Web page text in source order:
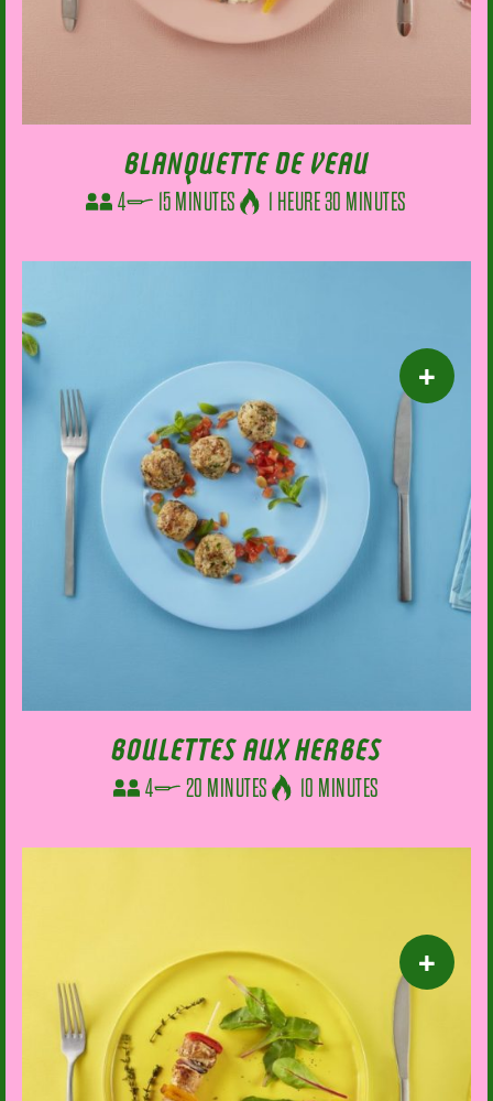
BLANQUETTE DE VEAU
4 15 MINUTES 1 HEURE 30 MINUTES
BOULETTES AUX HERBES
4 20 MINUTES 10 MINUTES